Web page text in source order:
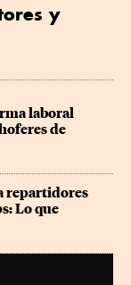
y
laboral
de
repartidores
Lo que